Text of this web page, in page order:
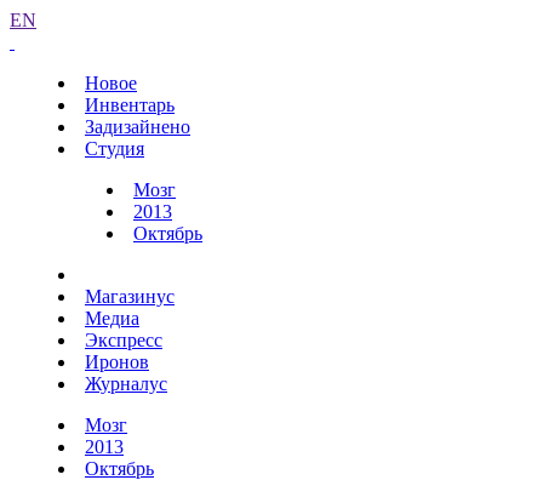
EN
Новое
Инвентарь
Задизайнено
Студия
Мозг
2013
Октябрь
Магазинус
Медиа
Экспресс
Иронов
Журналус
Мозг
2013
Октябрь